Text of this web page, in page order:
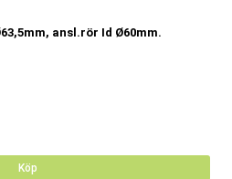
ansl.rör Id Ø60mm.
Köp